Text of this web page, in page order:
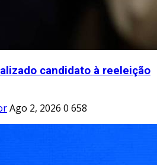
candidato à reeleição
Ago 2, 2026 0 658